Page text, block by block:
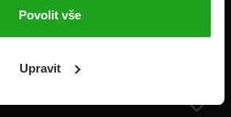
Povolit vše
Upravit